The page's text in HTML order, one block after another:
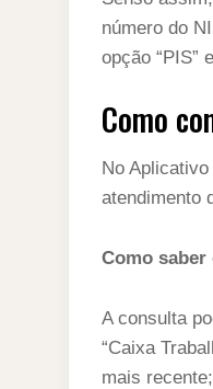
número do
opção “PIS”
Como
No
atendimento
Como saber
A consulta
“Caixa
mais